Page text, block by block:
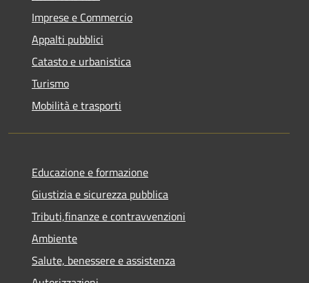
Imprese e Commercio
Appalti pubblici
Catasto e urbanistica
Turismo
Mobilità e trasporti
Educazione e formazione
Giustizia e sicurezza pubblica
Tributi,finanze e contravvenzioni
Ambiente
Salute, benessere e assistenza